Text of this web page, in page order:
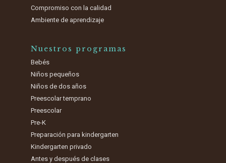
Compromiso con la calidad
Ambiente de aprendizaje
Nuestros programas
Bebés
Niños pequeños
Niños de dos años
Preescolar temprano
Preescolar
Pre-K
Preparación para kindergarten
Kindergarten privado
Antes y después de clases